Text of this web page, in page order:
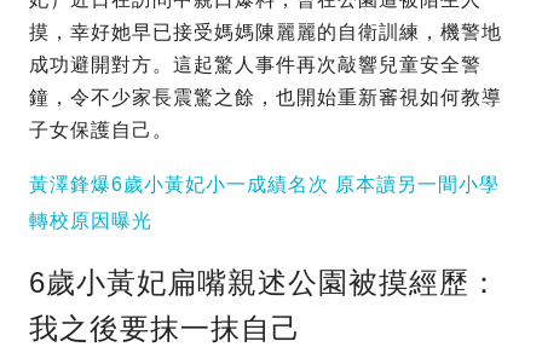
摸，幸好她早已接受媽媽陳麗麗的自衛訓練，機警地
成功避開對方。這起驚人事件再次敲響兒童安全警
鐘，令不少家長震驚之餘，也開始重新審視如何教導
子女保護自己。
黃澤鋒爆6歲小黃妃小一成績名次 原本讀另一間小學
轉校原因曝光
6歲小黃妃扁嘴親述公園被摸經歷：
我之後要抹一抹自己